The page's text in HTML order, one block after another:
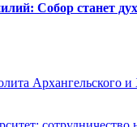
Собор станет
Архангельского и